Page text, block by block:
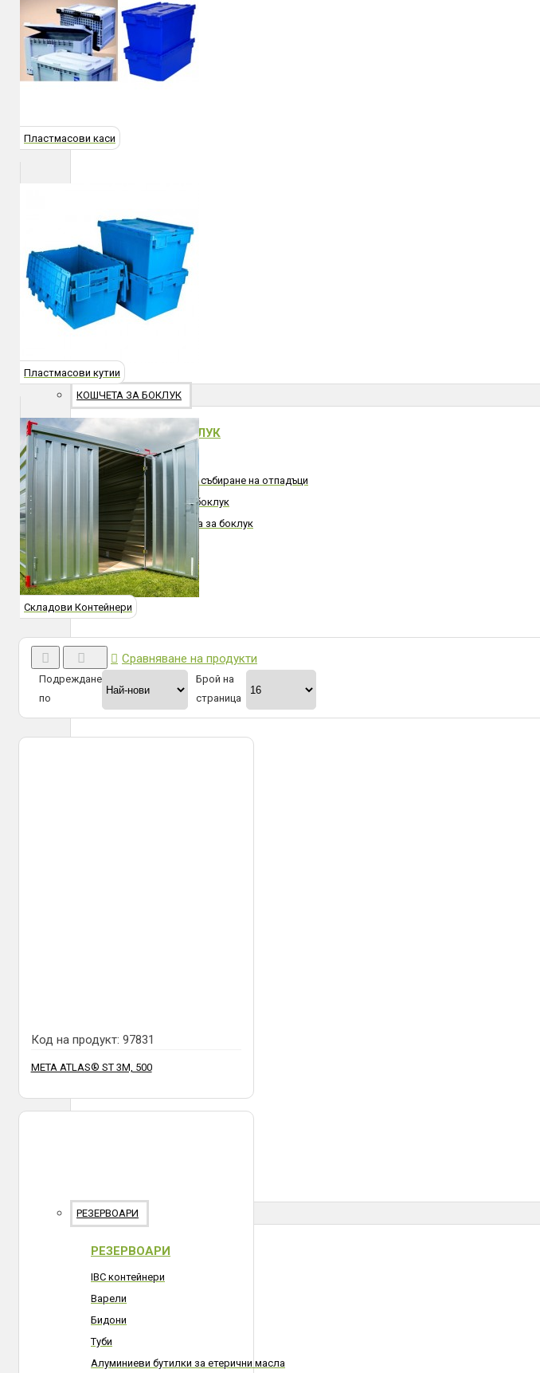
КОШЧЕТА ЗА БОКЛУК
КОШЧЕТА ЗА БОКЛУК
Кофи за боклук
Кошчета за разделно събиране на отпадъци
Метални кошчета за боклук
Пластмасови кошчета за боклук
Външни пепелници
Стойки за чували
Бетонови кошчета
РЕЗЕРВОАРИ
РЕЗЕРВОАРИ
IBC контейнери
Варели
Бидони
Туби
Алуминиеви бутилки за етерични масла
Пластмасови каси
Пластмасови кутии
Складови Контейнери
Сравняване на продукти
Подреждане
по
Брой на
страница
Код на продукт: 97831
META ATLAS® ST 3М, 500